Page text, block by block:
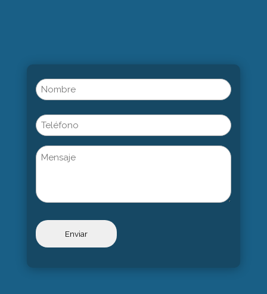
Name
(Obligatorio)
Phone
Untitled